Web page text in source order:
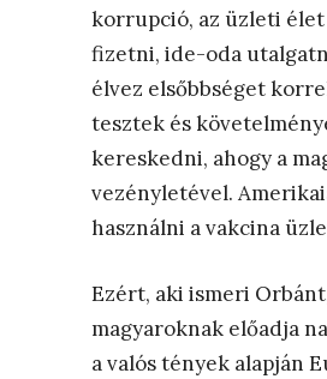
korrupció, az üzleti élet
fizetni, ide-oda
élvez elsőbbséget
tesztek és
kereskedni, ahogy a
vezényletével.
használni a vakcina
Ezért, aki ismeri
magyaroknak előadja
a valós tények alapján